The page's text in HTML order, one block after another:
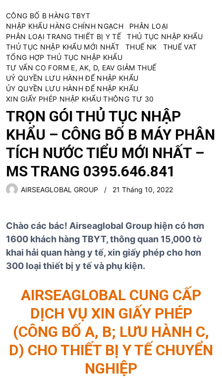
CÔNG BỐ B HÀNG TBYT
NHẬP KHẨU HÀNG CHÍNH NGẠCH
PHÂN LOẠI
PHÂN LOẠI TRANG THIẾT BỊ Y TẾ
THỦ TỤC NHẬP KHẨU
THỦ TỤC NHẬP KHẨU MỚI NHẤT
THUẾ NK
THUẾ VAT
TỔNG HỢP THỦ TỤC NHẬP KHẨU
TƯ VẤN CO FORM E, AK, D, EAV GIẢM THUẾ
UỶ QUYỀN LƯU HÀNH ĐỂ NHẬP KHẨU
ỦY QUYỀN LƯU HÀNH ĐỂ NHẬP KHẨU
XIN GIẤY PHÉP NHẬP KHẨU THÔNG TƯ 30
TRỌN GÓI THỦ TỤC NHẬP
KHẨU – CÔNG BỐ B MÁY PHÂN
TÍCH NƯỚC TIỂU MỚI NHẤT –
MS TRANG 0395.646.841
AIRSEAGLOBAL GROUP 21 Tháng 10, 2022
Chào các bác! Airseaglobal Group hiện có hơn
1600 khách hàng TBYT, thông quan 15,000 tờ
khai hải quan hàng y tế, xin giấy phép cho hơn
300 loại thiết bị y tế và phụ kiện.
AIRSEAGLOBAL CUNG CẤP
DỊCH VỤ XIN GIẤY PHÉP
(CÔNG BỐ A, B; LƯU HÀNH C,
D) CHO THIẾT BỊ Y TẾ CHUYỂN
NGHIỆP